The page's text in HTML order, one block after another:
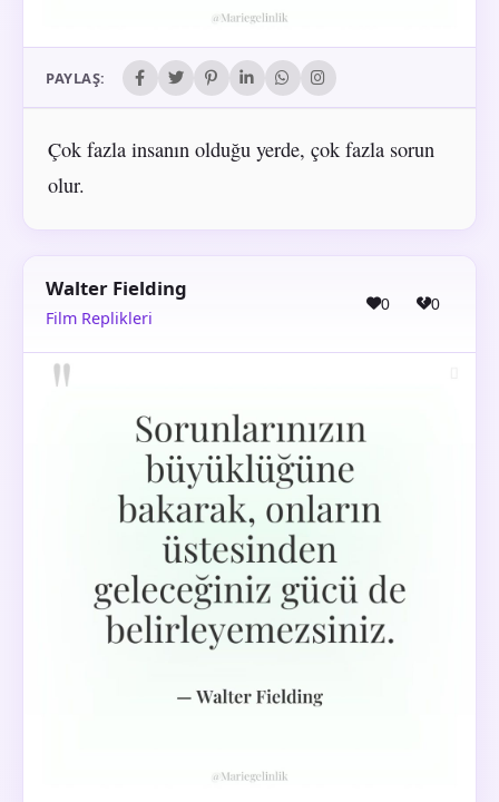
PAYLAŞ:
Çok fazla insanın olduğu yerde, çok fazla sorun
olur.
Walter Fielding
Film Replikleri
0 0